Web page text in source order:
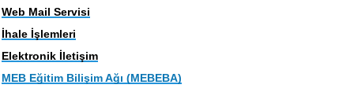
Web Mail Servisi
İhale İşlemleri
Elektronik İletişim
MEB Eğitim Bilişim Ağı (MEBEBA)